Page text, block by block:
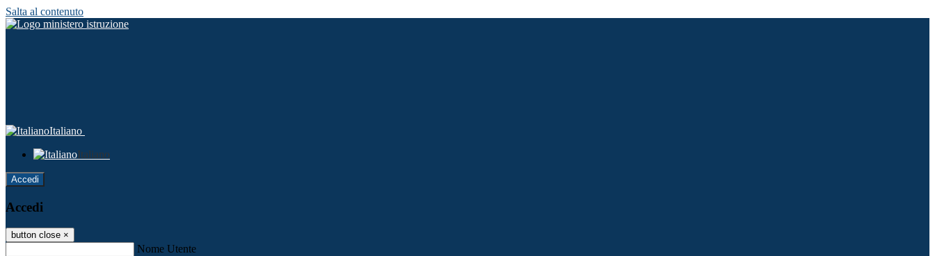
Salta al contenuto
Italiano
Italiano
Accedi
Accedi
button close ×
Nome Utente